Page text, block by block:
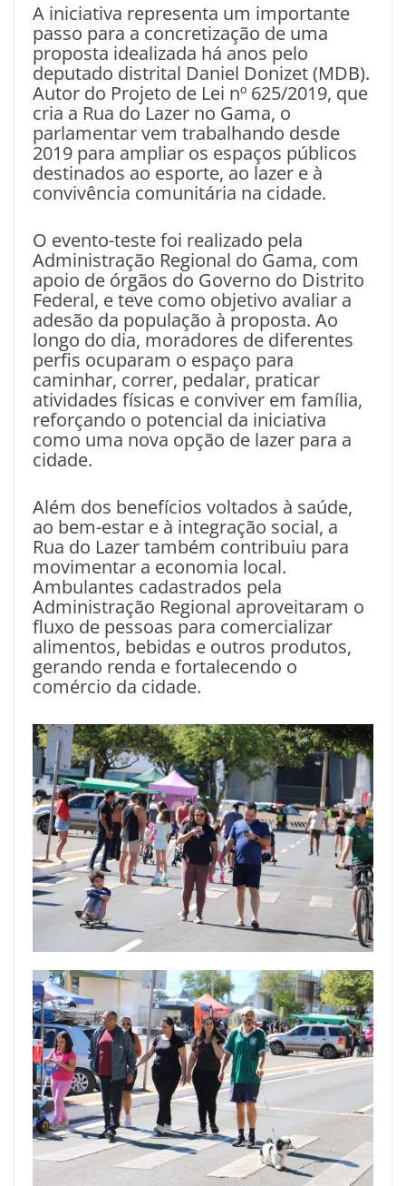
A iniciativa representa um importante
passo para a concretização de uma
proposta idealizada há anos pelo
deputado distrital Daniel Donizet (MDB).
Autor do Projeto de Lei nº 625/2019, que
cria a Rua do Lazer no Gama, o
parlamentar vem trabalhando desde
2019 para ampliar os espaços públicos
destinados ao esporte, ao lazer e à
convivência comunitária na cidade.
O evento-teste foi realizado pela
Administração Regional do Gama, com
apoio de órgãos do Governo do Distrito
Federal, e teve como objetivo avaliar a
adesão da população à proposta. Ao
longo do dia, moradores de diferentes
perfis ocuparam o espaço para
caminhar, correr, pedalar, praticar
atividades físicas e conviver em família,
reforçando o potencial da iniciativa
como uma nova opção de lazer para a
cidade.
Além dos benefícios voltados à saúde,
ao bem-estar e à integração social, a
Rua do Lazer também contribuiu para
movimentar a economia local.
Ambulantes cadastrados pela
Administração Regional aproveitaram o
fluxo de pessoas para comercializar
alimentos, bebidas e outros produtos,
gerando renda e fortalecendo o
comércio da cidade.